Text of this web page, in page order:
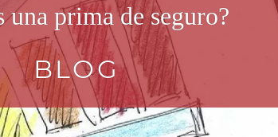
una prima de seguro?
BLOG